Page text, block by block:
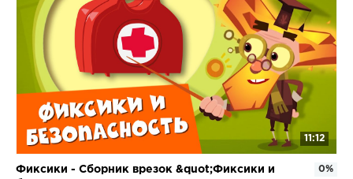
11:12
Фиксики - Сборник врезок &quot;Фиксики и
0%